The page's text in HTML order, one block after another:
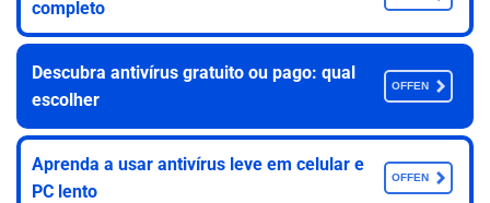
completo
Descubra antivírus gratuito ou pago: qual
escolher
OFFEN
Aprenda a usar antivírus leve em celular e
PC lento
OFFEN